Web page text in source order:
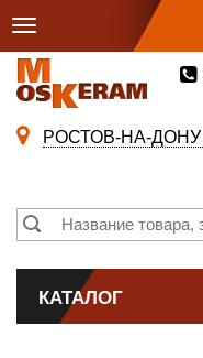
РОСТОВ-НА-ДОНУ
КАТАЛОГ